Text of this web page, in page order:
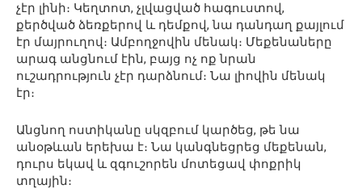
չէր լինի։ Կեղտոտ, չլվացված հագուստով,
քերծված ձեռքերով և դեմքով, նա դանդաղ քայլում
էր մայրուղով։ Ամբողջովին մենակ։ Մեքենաները
արագ անցնում էին, բայց ոչ ոք նրան
ուշադրություն չէր դարձնում։ Նա լիովին մենակ
էր։
Անցնող ոստիկանը սկզբում կարծեց, թե նա
անօթևան երեխա է։ Նա կանգնեցրեց մեքենան,
դուրս եկավ և զգուշորեն մոտեցավ փոքրիկ
տղային։